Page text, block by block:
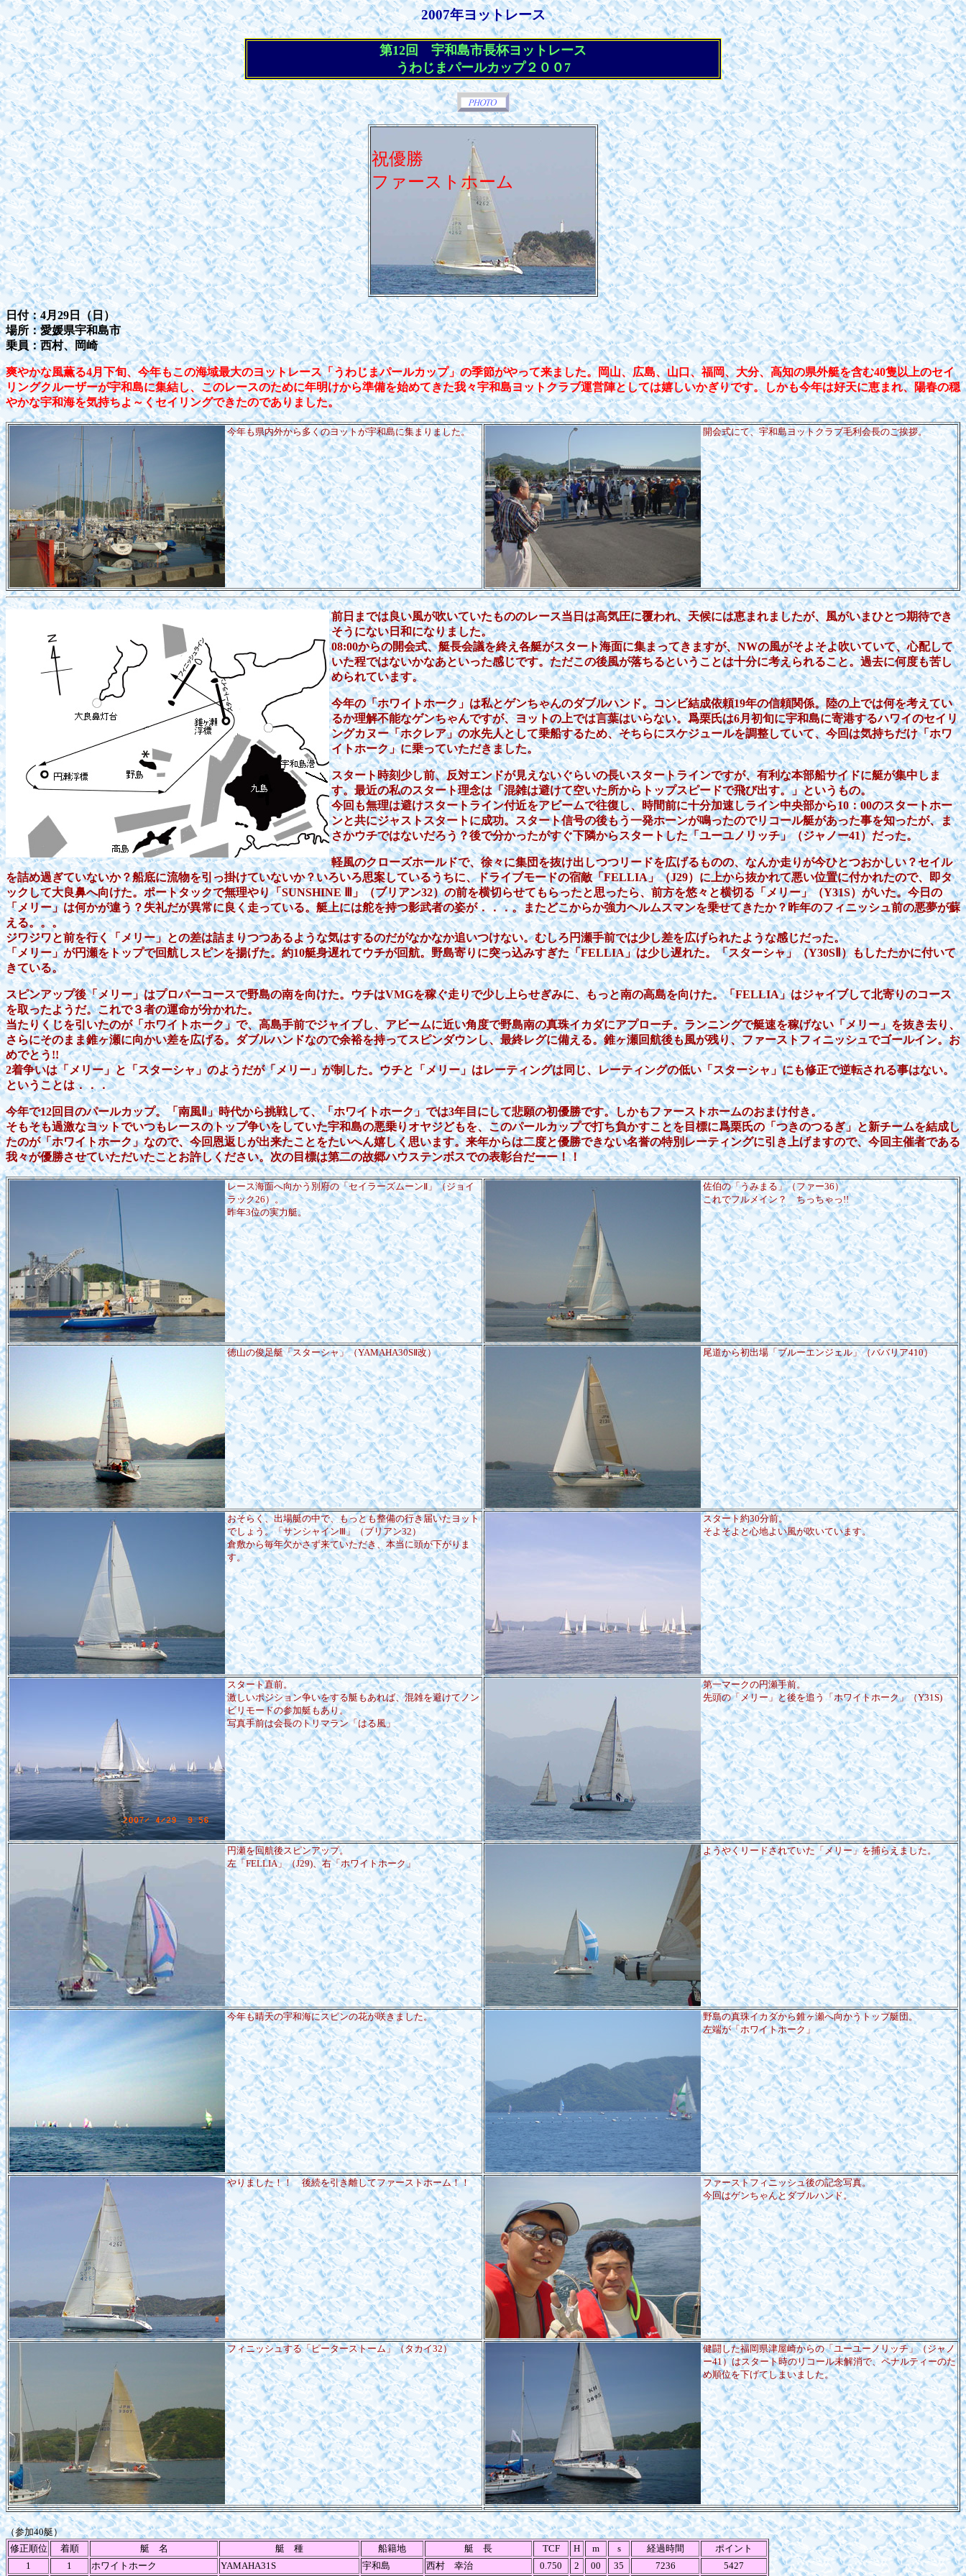
2007年ヨットレース
第12回 宇和島市長杯ヨットレース
うわじまパールカップ２００7
祝優勝
ファーストホーム
日付：4月29日（日）
場所：愛媛県宇和島市
乗員：西村、岡崎
爽やかな風薫る4月下旬、今年もこの海域最大のヨットレース「うわじまパールカップ」の季節がやって来ました。岡山、広島、山口、福岡、大分、高知の県外艇を含む40隻以上のセイ
リングクルーザーが宇和島に集結し、このレースのために年明けから準備を始めてきた我々宇和島ヨットクラブ運営陣としては嬉しいかぎりです。しかも今年は好天に恵まれ、陽春の穏
やかな宇和海を気持ちよ～くセイリングできたのでありました。
今年も県内外から多くのヨットが宇和島に集まりました。 開会式にて、宇和島ヨットクラブ毛利会長のご挨拶。
前日までは良い風が吹いていたもののレース当日は高気圧に覆われ、天候には恵まれましたが、風がいまひとつ期待でき
そうにない日和になりました。
08:00からの開会式、艇長会議を終え各艇がスタート海面に集まってきますが、NWの風がそよそよ吹いていて、心配して
いた程ではないかなあといった感じです。ただこの後風が落ちるということは十分に考えられること。過去に何度も苦し
められています。
今年の「ホワイトホーク」は私とゲンちゃんのダブルハンド。コンビ結成依頼19年の信頼関係。陸の上では何を考えてい
るか理解不能なゲンちゃんですが、ヨットの上では言葉はいらない。爲栗氏は6月初旬に宇和島に寄港するハワイのセイリ
ングカヌー「ホクレア」の水先人として乗船するため、そちらにスケジュールを調整していて、今回は気持ちだけ「ホワ
イトホーク」に乗っていただきました。
スタート時刻少し前、反対エンドが見えないぐらいの長いスタートラインですが、有利な本部船サイドに艇が集中しま
す。最近の私のスタート理念は「混雑は避けて空いた所からトップスピードで飛び出す。」というもの。
今回も無理は避けスタートライン付近をアビームで往復し、時間前に十分加速しライン中央部から10：00のスタートホー
ンと共にジャストスタートに成功。スタート信号の後もう一発ホーンが鳴ったのでリコール艇があった事を知ったが、ま
さかウチではないだろう？後で分かったがすぐ下隣からスタートした「ユーユノリッチ」（ジャノー41）だった。
軽風のクローズホールドで、徐々に集団を抜け出しつつリードを広げるものの、なんか走りが今ひとつおかしい？セイル
を詰め過ぎていないか？船底に流物を引っ掛けていないか？いろいろ思案しているうちに、ドライブモードの宿敵「FELLIA」（J29）に上から抜かれて悪い位置に付かれたので、即タ
ックして大良鼻へ向けた。ポートタックで無理やり「SUNSHINE Ⅲ」（ブリアン32）の前を横切らせてもらったと思ったら、前方を悠々と横切る「メリー」（Y31S）がいた。今日の
「メリー」は何かが違う？失礼だが異常に良く走っている。艇上には舵を持つ影武者の姿が．．．。またどこからか強力ヘルムスマンを乗せてきたか？昨年のフィニッシュ前の悪夢が蘇
える。。。
ジワジワと前を行く「メリー」との差は詰まりつつあるような気はするのだがなかなか追いつけない。むしろ円瀬手前では少し差を広げられたような感じだった。
「メリー」が円瀬をトップで回航しスピンを揚げた。約10艇身遅れてウチが回航。野島寄りに突っ込みすぎた「FELLIA」は少し遅れた。「スターシャ」（Y30SⅡ）もしたたかに付いて
きている。
スピンアップ後「メリー」はプロパーコースで野島の南を向けた。ウチはVMGを稼ぐ走りで少し上らせぎみに、もっと南の高島を向けた。「FELLIA」はジャイブして北寄りのコース
を取ったようだ。これで３者の運命が分かれた。
当たりくじを引いたのが「ホワイトホーク」で、高島手前でジャイブし、アビームに近い角度で野島南の真珠イカダにアプローチ。ランニングで艇速を稼げない「メリー」を抜き去り、
さらにそのまま錐ヶ瀬に向かい差を広げる。ダブルハンドなので余裕を持ってスピンダウンし、最終レグに備える。錐ヶ瀬回航後も風が残り、ファーストフィニッシュでゴールイン。お
めでとう!!
2着争いは「メリー」と「スターシャ」のようだが「メリー」が制した。ウチと「メリー」はレーティングは同じ、レーティングの低い「スターシャ」にも修正で逆転される事はない。
ということは．．．
今年で12回目のパールカップ。「南風Ⅱ」時代から挑戦して、「ホワイトホーク」では3年目にして悲願の初優勝です。しかもファーストホームのおまけ付き。
そもそも過激なヨットでいつもレースのトップ争いをしていた宇和島の悪乗りオヤジどもを、このパールカップで打ち負かすことを目標に爲栗氏の「つきのつるぎ」と新チームを結成し
たのが「ホワイトホーク」なので、今回恩返しが出来たことをたいへん嬉しく思います。来年からは二度と優勝できない名誉の特別レーティングに引き上げますので、今回主催者である
我々が優勝させていただいたことお許しください。次の目標は第二の故郷ハウステンボスでの表彰台だーー！！
レース海面へ向かう別府の「セイラーズムーンⅡ」（ジョイ
ラック26）。
昨年3位の実力艇。
佐伯の「うみまる」（ファー36）
これでフルメイン？ ちっちゃっ!!
徳山の俊足艇「スターシャ」（YAMAHA30SⅡ改） 尾道から初出場「ブルーエンジェル」（ババリア410）
おそらく、出場艇の中で、もっとも整備の行き届いたヨット
でしょう。「サンシャインⅢ」（ブリアン32）
倉敷から毎年欠かさず来ていただき、本当に頭が下がりま
す。
スタート約30分前。
そよそよと心地よい風が吹いています。
スタート直前。
激しいポジション争いをする艇もあれば、混雑を避けてノン
ビリモードの参加艇もあり。
写真手前は会長のトリマラン「はる風」
第一マークの円瀬手前。
先頭の「メリー」と後を追う「ホワイトホーク」（Y31S)
円瀬を回航後スピンアップ。
左「FELLIA」（J29)、右「ホワイトホーク」
ようやくリードされていた「メリー」を捕らえました。
今年も晴天の宇和海にスピンの花が咲きました。
野島の真珠イカダから錐ヶ瀬へ向かうトップ艇団。
左端が「ホワイトホーク」
やりました！！ 後続を引き離してファーストホーム！！
ファーストフィニッシュ後の記念写真。
今回はゲンちゃんとダブルハンド。
フィニッシュする「ピーターストーム」（タカイ32）
健闘した福岡県津屋崎からの「ユーユーノリッチ」（ジャノ
ー41）はスタート時のリコール未解消で、ペナルティーのた
め順位を下げてしまいました。
（参加40艇）
修正順位
着順 艇 名 艇 種 船籍地 艇 長 TCF H m s 経過時間
ポイント
1
1 ホワイトホーク YAMAHA31S 宇和島 西村 幸治 0.750 2 00 35 7236 5427